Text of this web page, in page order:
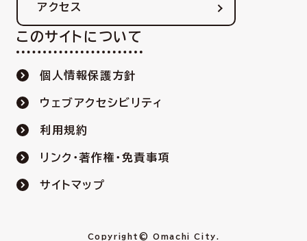
アクセス
このサイトについて
個人情報保護方針
ウェブアクセシビリティ
利用規約
リンク・著作権・免責事項
サイトマップ
Copyright© Omachi City.